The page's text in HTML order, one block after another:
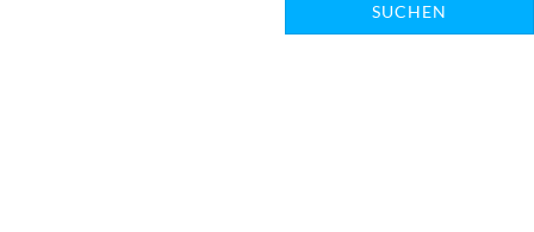
SUCHEN